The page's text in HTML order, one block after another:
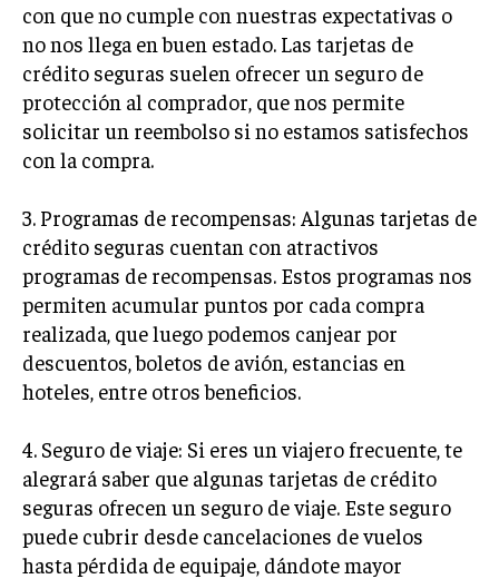
con que no cumple con nuestras expectativas o
no nos llega en buen estado. Las tarjetas de
crédito seguras suelen ofrecer un seguro de
protección al comprador, que nos permite
solicitar un reembolso si no estamos satisfechos
con la compra.
3. Programas de recompensas: Algunas tarjetas de
crédito seguras cuentan con atractivos
programas de recompensas. Estos programas nos
permiten acumular puntos por cada compra
realizada, que luego podemos canjear por
descuentos, boletos de avión, estancias en
hoteles, entre otros beneficios.
4. Seguro de viaje: Si eres un viajero frecuente, te
alegrará saber que algunas tarjetas de crédito
seguras ofrecen un seguro de viaje. Este seguro
puede cubrir desde cancelaciones de vuelos
hasta pérdida de equipaje, dándote mayor